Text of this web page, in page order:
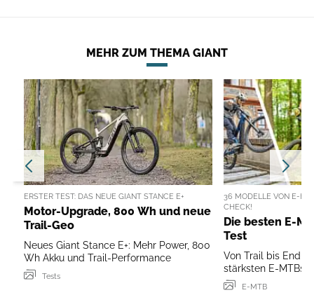
MEHR ZUM THEMA GIANT
ERSTER TEST: DAS NEUE GIANT STANCE E+
Motor-Upgrade, 800 Wh und neue
Trail-Geo
Neues Giant Stance E+: Mehr Power, 800
Wh Akku und Trail-Performance
Tests
36 MODELLE VON E-
CHECK!
Die besten E-
Test
Von Trail bis
stärksten E-MTBs
E-MTB